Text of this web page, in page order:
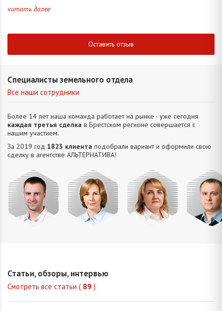
читать далее
Оставить отзыв
Специалисты земельного отдела
Все наши сотрудники
Более 14 лет наша команда работает на рынке - уже сегодня
каждая третья сделка в Брестском регионе совершается с
нашим участием.
За 2019 год 1823 клиента подобрали вариант и оформили свою
сделку в агентстве АЛЬТЕРНАТИВA!
Статьи, обзоры, интервью
Смотреть все статьи ( 89 )